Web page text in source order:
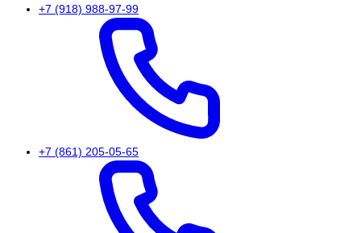
+7 (918) 988-97-99
+7 (861) 205-05-65